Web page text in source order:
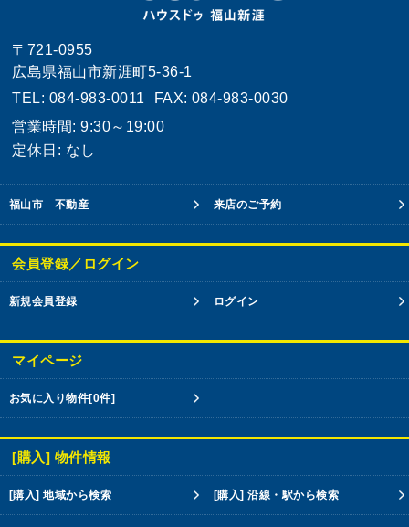
〒721-0955
広島県福山市新涯町5-36-1
TEL: 084-983-0011
FAX: 084-983-0030
営業時間: 9:30～19:00
定休日: なし
福山市 不動産 来店のご予約
会員登録／ログイン
新規会員登録 ログイン
マイページ
お気に入り物件[0件]
[購入] 物件情報
[購入] 地域から検索 [購入] 沿線・駅から検索